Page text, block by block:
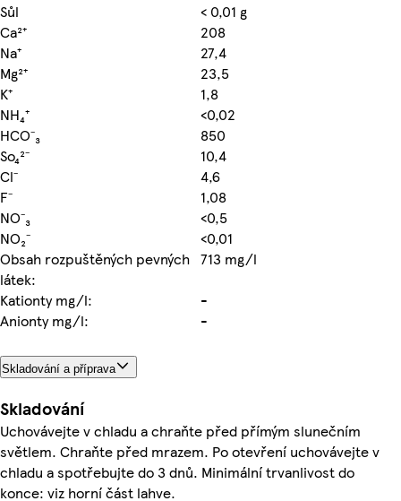
Sůl
< 0,01 g
Ca²⁺
208
Na⁺
27,4
Mg²⁺
23,5
K⁺
1,8
NH₄⁺
<0,02
HCO⁻₃
850
So₄²⁻
10,4
Cl⁻
4,6
F⁻
1,08
NO⁻₃
<0,5
NO₂⁻
<0,01
Obsah rozpuštěných pevných
látek:
713 mg/l
Kationty mg/l:
-
Anionty mg/l:
-
Skladování a příprava
Skladování
Uchovávejte v chladu a chraňte před přímým slunečním
světlem. Chraňte před mrazem. Po otevření uchovávejte v
chladu a spotřebujte do 3 dnů. Minimální trvanlivost do
konce: viz horní část lahve.